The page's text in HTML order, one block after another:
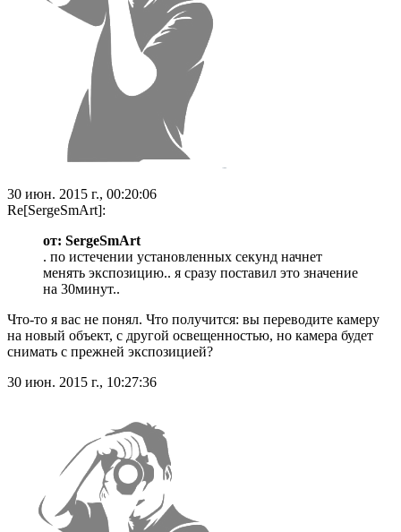
30 июн. 2015 г., 00:20:06
Re[SergeSmArt]:
от: SergeSmArt
. по истечении установленных секунд начнет
менять экспозицию.. я сразу поставил это значение
на 30минут..
Что-то я вас не понял. Что получится: вы переводите камеру
на новый объект, с другой освещенностью, но камера будет
снимать с прежней экспозицией?
30 июн. 2015 г., 10:27:36